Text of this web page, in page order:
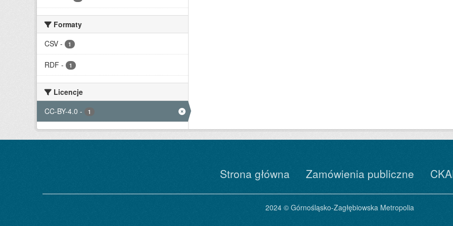
Formaty
CSV - 1
RDF - 1
Licencje
CC-BY-4.0 - 1
Strona główna Zamówienia publiczne
2024 © Górnośląsko-Zagłębiowska Metropolia